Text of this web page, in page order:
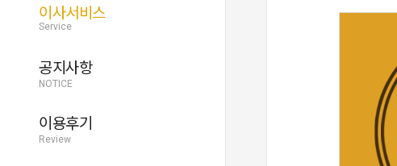
이사서비스
Service
공지사항
NOTICE
이용후기
Review